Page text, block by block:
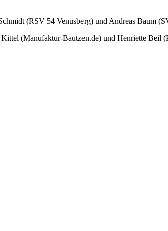
(RSV 54 Venusberg) und Andreas Baum
(Manufaktur-Bautzen.de) und Henriette Beil